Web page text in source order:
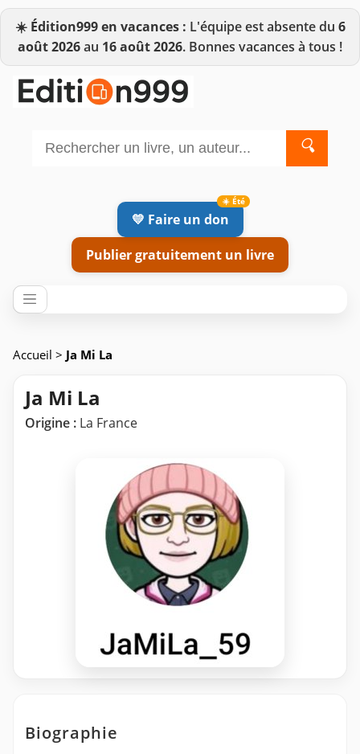
☀️ Édition999 en vacances : L'équipe est absente du 6
août 2026au 16 août 2026. Bonnes vacances à tous !
🔍
💛 Faire un don
Publier gratuitement un livre
Accueil > Ja Mi La
Ja Mi La
Origine : La France
Biographie